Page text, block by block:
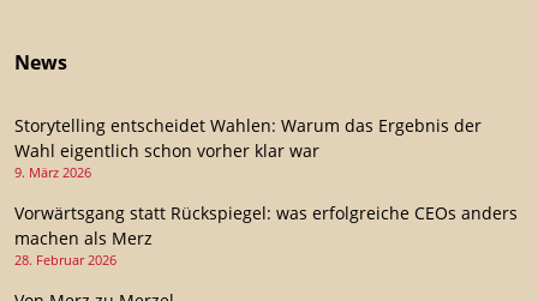
News
Storytelling entscheidet Wahlen: Warum das Ergebnis der
Wahl eigentlich schon vorher klar war
9. März 2026
Vorwärtsgang statt Rückspiegel: was erfolgreiche CEOs anders
machen als Merz
28. Februar 2026